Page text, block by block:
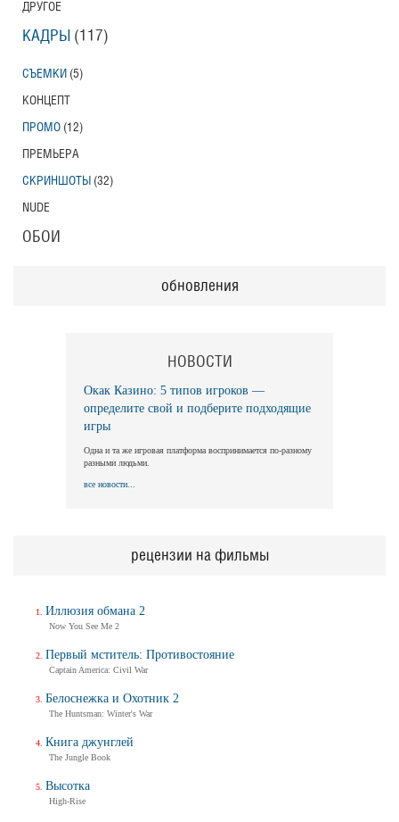
ДРУГОЕ
КАДРЫ (117)
СЪЕМКИ (5)
КОНЦЕПТ
ПРОМО (12)
ПРЕМЬЕРА
СКРИНШОТЫ (32)
NUDE
ОБОИ
обновления
НОВОСТИ
Окак Казино: 5 типов игроков —
определите свой и подберите подходящие
игры
Одна и та же игровая платформа воспринимается по-разному
разными людьми.
все новости...
рецензии на фильмы
Иллюзия обмана 2
Now You See Me 2
Первый мститель: Противостояние
Captain America: Civil War
Белоснежка и Охотник 2
The Huntsman: Winter's War
Книга джунглей
The Jungle Book
Высотка
High-Rise